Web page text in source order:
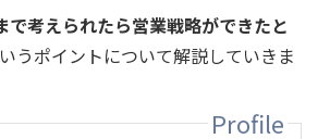
で考えられたら営業戦略ができたと
うポイントについて解説していきま